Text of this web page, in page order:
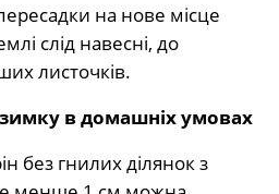
на нове місце
слід навесні, до
листочків.
в домашніх умовах
без гнилих ділянок з